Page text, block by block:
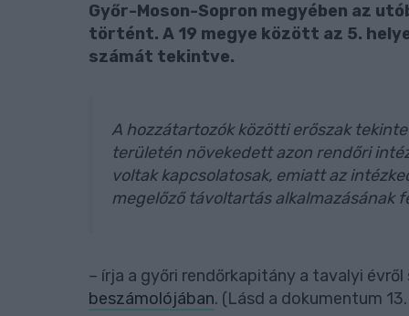
Győr-Moson-Sopron megyében az
történt. A 19 megye között az 5.
számát tekintve.
A hozzátartozók közötti erőszak
területén növekedett azon rendőri
voltak kapcsolatosak, emiatt az
megelőző távoltartás alkalmazásának
– írja a győri rendőrkapitány a tavalyi
beszámolójában. (Lásd a dokumentum